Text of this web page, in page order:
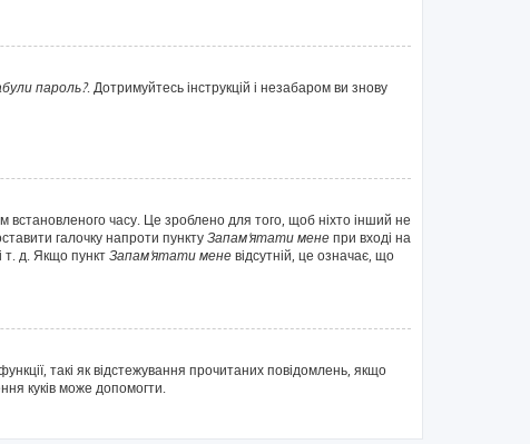
пароль?. Дотримуйтесь інструкцій і незабаром ви знову
часу. Це зроблено для того, щоб ніхто інший не
галочку напроти пункту Запам'ятати мене при вході на
т. д. Якщо пункт Запам'ятати мене відсутній, це означає, що
такі як відстежування прочитаних повідомлень, якщо
куків може допомогти.